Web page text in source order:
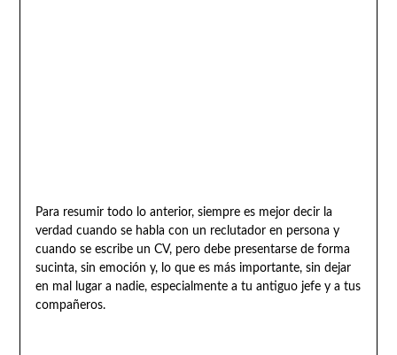
Para resumir todo lo anterior, siempre es mejor decir la
verdad cuando se habla con un reclutador en persona y
cuando se escribe un CV, pero debe presentarse de forma
sucinta, sin emoción y, lo que es más importante, sin dejar
en mal lugar a nadie, especialmente a tu antiguo jefe y a tus
compañeros.